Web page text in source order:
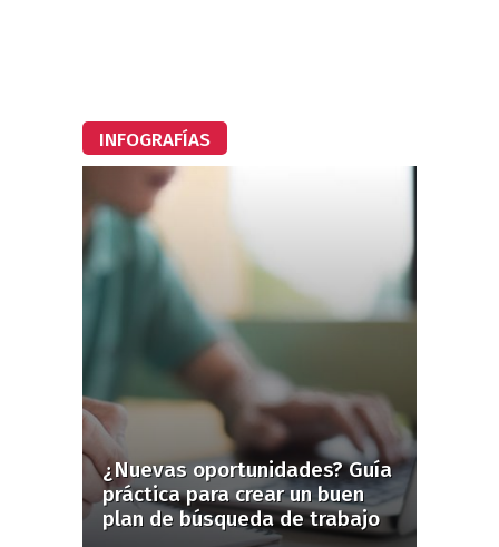
INFOGRAFÍAS
¿Nuevas oportunidades? Guía
práctica para crear un buen
plan de búsqueda de trabajo